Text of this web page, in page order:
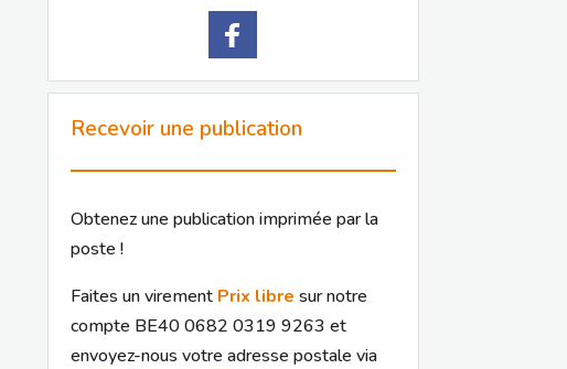
Recevoir une publication
Obtenez une publication imprimée par la
poste !
Faites un virement Prix libre sur notre
compte BE40 0682 0319 9263 et
envoyez-nous votre adresse postale via